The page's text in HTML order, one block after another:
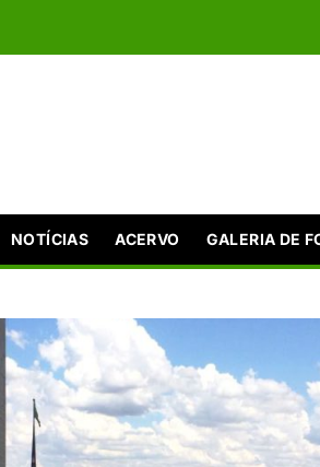
NOTÍCIAS ACERVO GALERIA DE